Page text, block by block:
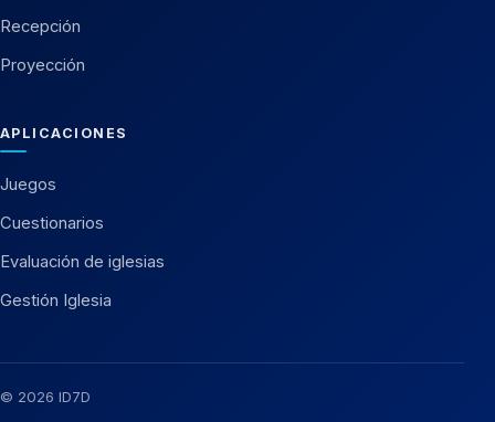
Recepción
Proyección
APLICACIONES
Juegos
Cuestionarios
Evaluación de iglesias
Gestión Iglesia
© 2026 ID7D